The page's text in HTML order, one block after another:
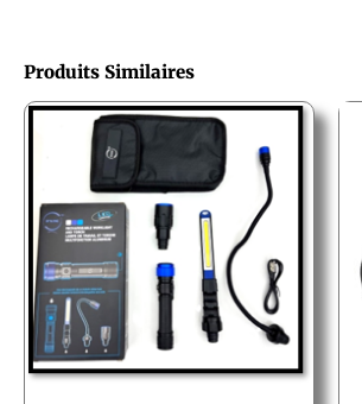
Produits Similaires